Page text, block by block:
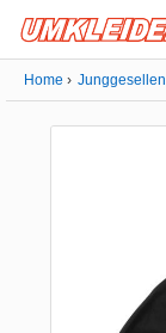
Home Junggesellen